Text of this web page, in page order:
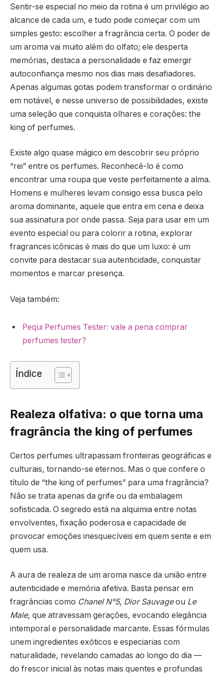
Sentir-se especial no meio da rotina é um privilégio ao
alcance de cada um, e tudo pode começar com um
simples gesto: escolher a fragrância certa. O poder de
um aroma vai muito além do olfato; ele desperta
memórias, destaca a personalidade e faz emergir
autoconfiança mesmo nos dias mais desafiadores.
Apenas algumas gotas podem transformar o ordinário
em notável, e nesse universo de possibilidades, existe
uma seleção que conquista olhares e corações: the
king of perfumes.
Existe algo quase mágico em descobrir seu próprio
“rei” entre os perfumes. Reconhecê-lo é como
encontrar uma roupa que veste perfeitamente a alma.
Homens e mulheres levam consigo essa busca pelo
aroma dominante, aquele que entra em cena e deixa
sua assinatura por onde passa. Seja para usar em um
evento especial ou para colorir a rotina, explorar
fragrances icônicas é mais do que um luxo: é um
convite para destacar sua autenticidade, conquistar
momentos e marcar presença.
Veja também:
Pequi Perfumes Tester: vale a pena comprar
perfumes tester?
Índice
Realeza olfativa: o que torna uma
fragrância the king of perfumes
Certos perfumes ultrapassam fronteiras geográficas e
culturais, tornando-se eternos. Mas o que confere o
título de “the king of perfumes” para uma fragrância?
Não se trata apenas da grife ou da embalagem
sofisticada. O segredo está na alquimia entre notas
envolventes, fixação poderosa e capacidade de
provocar emoções inesquecíveis em quem sente e em
quem usa.
A aura de realeza de um aroma nasce da união entre
autenticidade e memória afetiva. Basta pensar em
fragrâncias como Chanel N°5, Dior Sauvageou Le
Male, que atravessam gerações, evocando elegância
intemporal e personalidade marcante. Essas fórmulas
unem ingredientes exóticos e especiarias com
naturalidade, revelando camadas ao longo do dia —
do frescor inicial às notas mais quentes e profundas